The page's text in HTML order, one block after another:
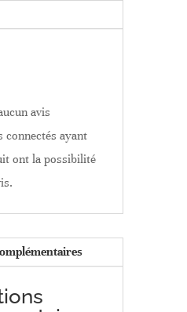
avis
connectés ayant
ont la possibilité